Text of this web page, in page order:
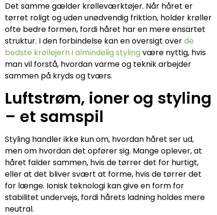
Det samme gælder krølleværktøjer. Når håret er
tørret roligt og uden unødvendig friktion, holder krøller
ofte bedre formen, fordi håret har en mere ensartet
struktur. I den forbindelse kan en oversigt overde
bedste krøllejern i almindelig stylingvære nyttig, hvis
man vil forstå, hvordan varme og teknik arbejder
sammen på kryds og tværs.
Luftstrøm, ioner og styling
– et samspil
Styling handler ikke kun om, hvordan håret ser ud,
men om hvordan det opfører sig. Mange oplever, at
håret falder sammen, hvis de tørrer det for hurtigt,
eller at det bliver svært at forme, hvis de tørrer det
for længe. Ionisk teknologi kan give en form for
stabilitet undervejs, fordi hårets ladning holdes mere
neutral.